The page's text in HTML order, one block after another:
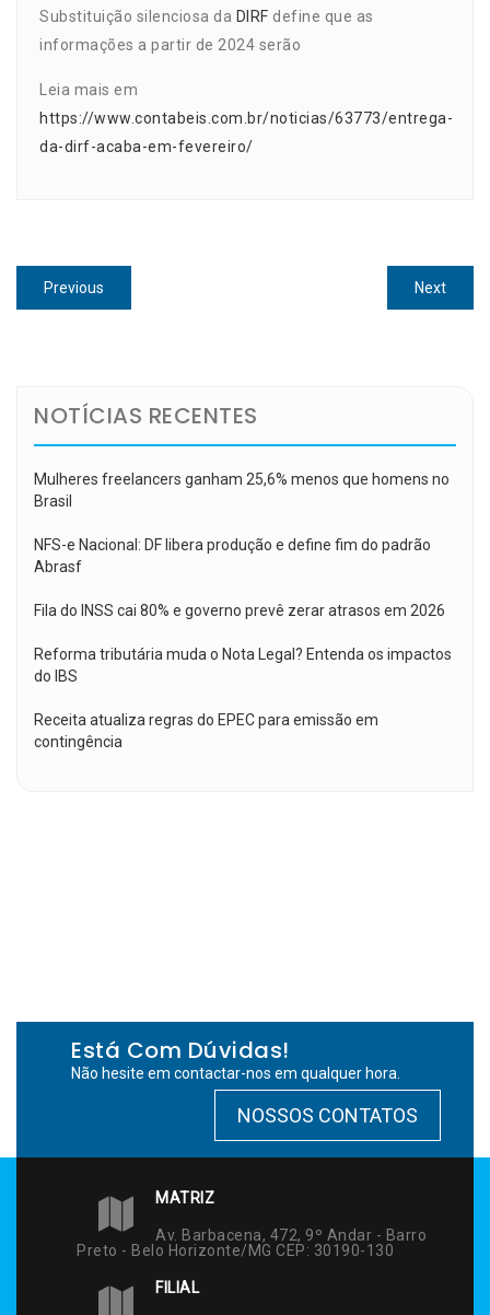
Substituição silenciosa da DIRF define que as
informações a partir de 2024 serão
Leia mais em
https://www.contabeis.com.br/noticias/63773/entrega-
da-dirf-acaba-em-fevereiro/
Navegação
de
Previous
post:
NextNext
post:
NOTÍCIAS RECENTES
Mulheres freelancers ganham 25,6% menos que homens no
Brasil
NFS-e Nacional: DF libera produção e define fim do padrão
Abrasf
Fila do INSS cai 80% e governo prevê zerar atrasos em 2026
Reforma tributária muda o Nota Legal? Entenda os impactos
do IBS
Receita atualiza regras do EPEC para emissão em
contingência
Está Com Dúvidas!
Não hesite em contactar-nos em qualquer hora.
NOSSOS CONTATOS
MATRIZ
Av. Barbacena, 472, 9º Andar - Barro
Preto - Belo Horizonte/MG CEP: 30190-130
FILIAL